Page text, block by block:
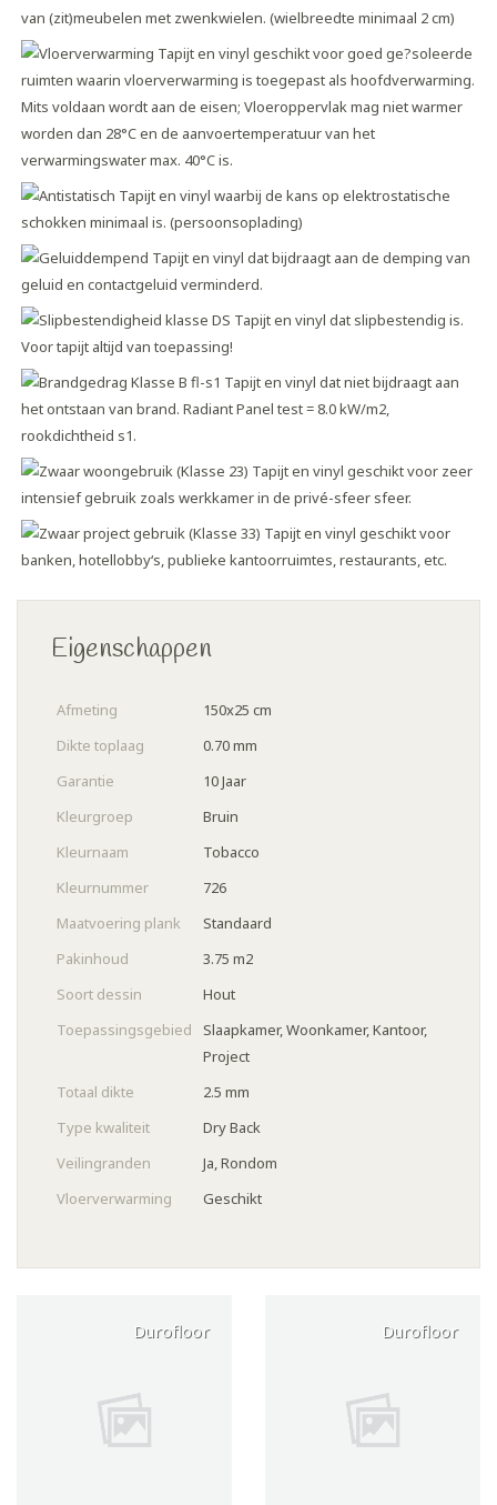
Eigenschappen
Afmeting
150x25 cm
Dikte toplaag
0.70 mm
Garantie
10 Jaar
Kleurgroep
Bruin
Kleurnaam
Tobacco
Kleurnummer
726
Maatvoering plank
Standaard
Pakinhoud
3.75 m2
Soort dessin
Hout
Toepassingsgebied
Slaapkamer, Woonkamer, Kantoor,
Project
Totaal dikte
2.5 mm
Type kwaliteit
Dry Back
Veilingranden
Ja, Rondom
Vloerverwarming
Geschikt
Durofloor Durofloor